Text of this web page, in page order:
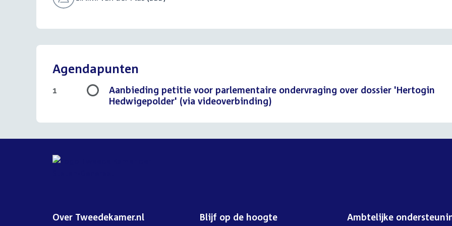
Agendapunten
Aanbieding petitie voor parlementaire ondervraging over dossier 'Hertogin
Hedwigepolder' (via videoverbinding)
1
Over Tweedekamer.nl Blijf op de hoogte Ambtelijke